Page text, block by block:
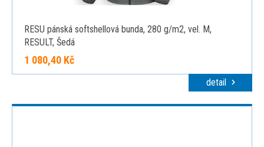
RESU pánská softshellová bunda, 280 g/m2, vel. M,
RESULT, Šedá
1 080,40 Kč
detail